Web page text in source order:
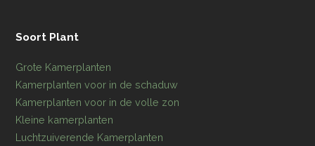
Soort Plant
Grote Kamerplanten
Kamerplanten voor in de schaduw
Kamerplanten voor in de volle zon
Kleine kamerplanten
Luchtzuiverende Kamerplanten